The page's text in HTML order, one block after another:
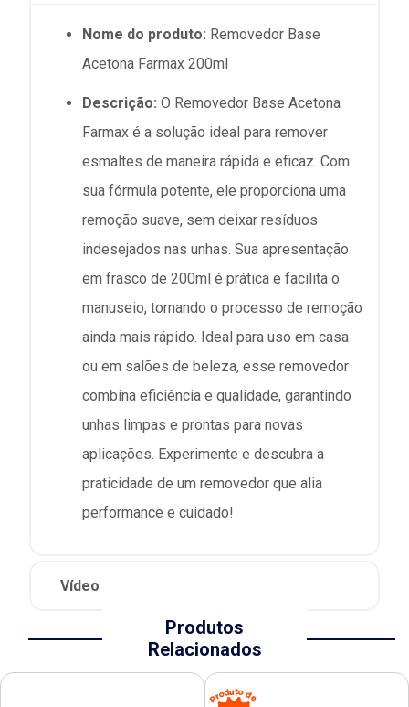
Nome do produto: Removedor Base
Acetona Farmax 200ml
Descrição: O Removedor Base Acetona
Farmax é a solução ideal para remover
esmaltes de maneira rápida e eficaz. Com
sua fórmula potente, ele proporciona uma
remoção suave, sem deixar resíduos
indesejados nas unhas. Sua apresentação
em frasco de 200ml é prática e facilita o
manuseio, tornando o processo de remoção
ainda mais rápido. Ideal para uso em casa
ou em salões de beleza, esse removedor
combina eficiência e qualidade, garantindo
unhas limpas e prontas para novas
aplicações. Experimente e descubra a
praticidade de um removedor que alia
performance e cuidado!
Vídeo
Produtos
Relacionados